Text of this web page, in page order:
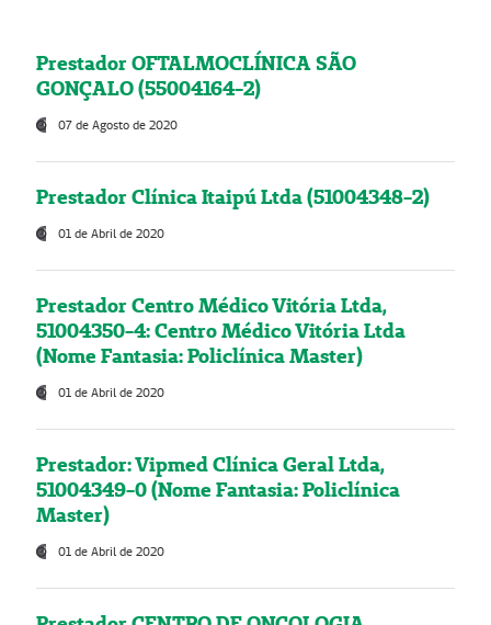
Prestador OFTALMOCLÍNICA SÃO
GONÇALO (55004164-2)
07 de Agosto de 2020
Prestador Clínica Itaipú Ltda (51004348-2)
01 de Abril de 2020
Prestador Centro Médico Vitória Ltda,
51004350-4: Centro Médico Vitória Ltda
(Nome Fantasia: Policlínica Master)
01 de Abril de 2020
Prestador: Vipmed Clínica Geral Ltda,
51004349-0 (Nome Fantasia: Policlínica
Master)
01 de Abril de 2020